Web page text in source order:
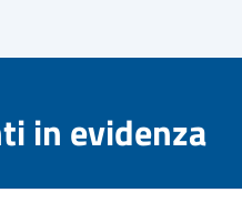
in evidenza